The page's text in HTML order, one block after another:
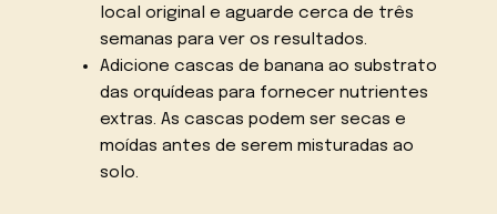
local original e aguarde cerca de três
semanas para ver os resultados.
Adicione cascas de banana ao substrato
das orquídeas para fornecer nutrientes
extras. As cascas podem ser secas e
moídas antes de serem misturadas ao
solo.